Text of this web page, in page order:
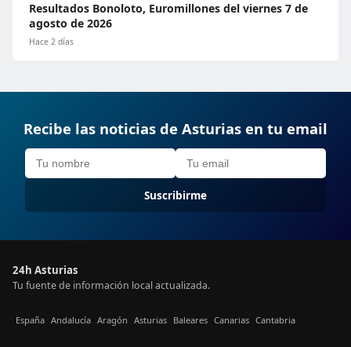
Resultados Bonoloto, Euromillones del viernes 7 de
agosto de 2026
Hace 2 días
Recibe las noticias de Asturias en tu email
Suscribirme
24h Asturias
Tu fuente de información local actualizada.
España Andalucía Aragón Asturias Baleares Canarias Cantabria